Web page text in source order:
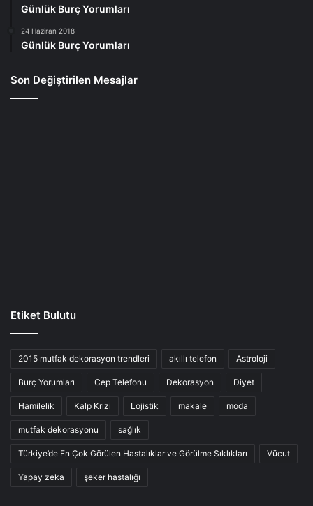
Günlük Burç Yorumları
24 Haziran 2018
Günlük Burç Yorumları
Son Değiştirilen Mesajlar
Etiket Bulutu
2015 mutfak dekorasyon trendleri akıllı telefon Astroloji
Burç Yorumları Cep Telefonu Dekorasyon Diyet
Hamilelik Kalp Krizi Lojistik makale moda
mutfak dekorasyonu sağlık
Türkiye’de En Çok Görülen Hastalıklar ve Görülme Sıklıkları Vücut
Yapay zeka şeker hastalığı